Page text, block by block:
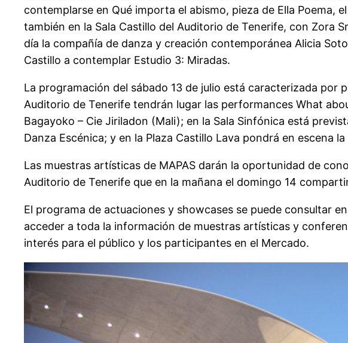
contemplarse en Qué importa el abismo, pieza de Ella Poema,
también en la Sala Castillo del Auditorio de Tenerife, con Zora
día la compañía de danza y creación contemporánea Alicia
Castillo a contemplar Estudio 3: Miradas.
La programación del sábado 13 de julio está caracterizada por
Auditorio de Tenerife tendrán lugar las performances What
Bagayoko – Cie Jiriladon (Mali); en la Sala Sinfónica está
Danza Escénica; y en la Plaza Castillo Lava pondrá en escena
Las muestras artísticas de MAPAS darán la oportunidad de
Auditorio de Tenerife que en la mañana el domingo 14
El programa de actuaciones y showcases se puede consultar
acceder a toda la información de muestras artísticas y
interés para el público y los participantes en el Mercado.